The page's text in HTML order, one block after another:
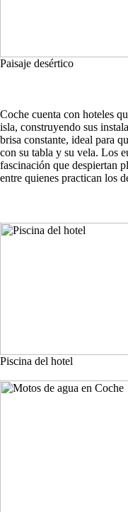
Paisaje desértico
Coche cuenta con hoteles
isla, construyendo sus
brisa constante, ideal para
con su tabla y su vela. Los
fascinación que despiertan
entre quienes practican los
Piscina del hotel